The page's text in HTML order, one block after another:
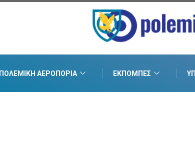
ΠΟΛΕΜΙΚΉ ΑΕΡΟΠΟΡΊΑ ΕΚΠΟΜΠΈΣ